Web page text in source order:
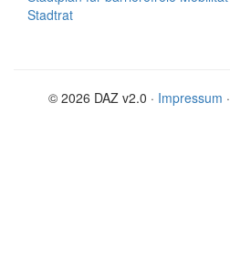
Stadtrat
© 2026 DAZ v2.0 · Impressum ·